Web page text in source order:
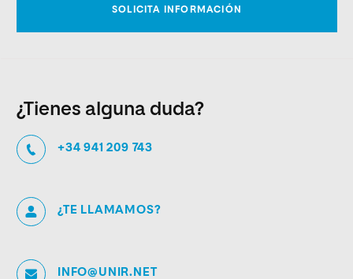
¿Tienes alguna duda?
+34 941 209 743
¿TE LLAMAMOS?
INFO@UNIR.NET